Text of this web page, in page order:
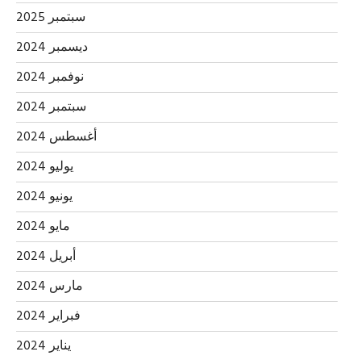
سبتمبر 2025
ديسمبر 2024
نوفمبر 2024
سبتمبر 2024
أغسطس 2024
يوليو 2024
يونيو 2024
مايو 2024
أبريل 2024
مارس 2024
فبراير 2024
يناير 2024